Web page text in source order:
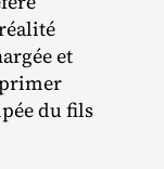
et
du fils